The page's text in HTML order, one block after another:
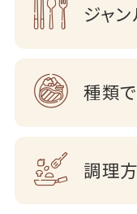
ジャ
種類
調理